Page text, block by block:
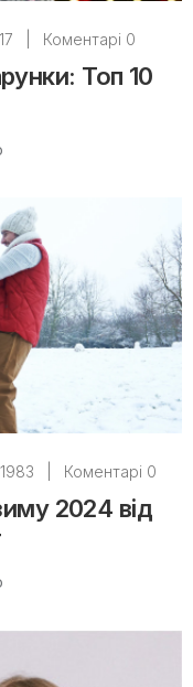
Коментарі 0
Топ 10
Коментарі 0
2024 від